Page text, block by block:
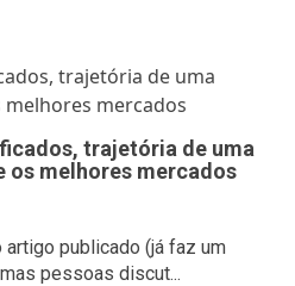
trajetória de uma
os melhores mercados
publicado (já faz um
pessoas discut...